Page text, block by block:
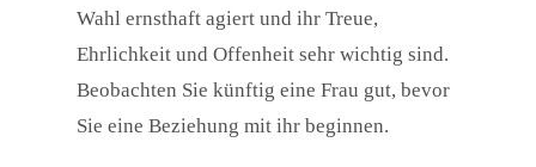
Wahl ernsthaft agiert und ihr Treue,
Ehrlichkeit und Offenheit sehr wichtig sind.
Beobachten Sie künftig eine Frau gut, bevor
Sie eine Beziehung mit ihr beginnen.